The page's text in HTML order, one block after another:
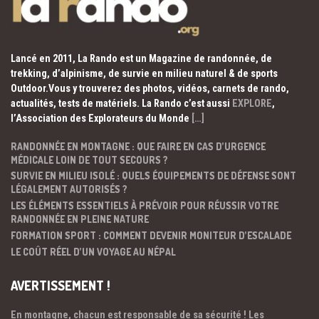
Lancé en 2011, La Rando est un Magazine de randonnée, de
trekking, d’alpinisme, de survie en milieu naturel & de sports
Outdoor.Vous y trouverez des photos, vidéos, carnets de rando,
actualités, tests de matériels. La Rando c’est aussi EXPLORE,
l’Association des Explorateurs du Monde […]
RANDONNÉE EN MONTAGNE : QUE FAIRE EN CAS D’URGENCE
MÉDICALE LOIN DE TOUT SECOURS ?
SURVIE EN MILIEU ISOLÉ : QUELS ÉQUIPEMENTS DE DÉFENSE SONT
LÉGALEMENT AUTORISÉS ?
LES ÉLÉMENTS ESSENTIELS À PRÉVOIR POUR RÉUSSIR VOTRE
RANDONNÉE EN PLEINE NATURE
FORMATION SPORT : COMMENT DEVENIR MONITEUR D’ESCALADE
LE COÛT RÉEL D’UN VOYAGE AU NÉPAL
AVERTISSEMENT !
En montagne, chacun est responsable de sa sécurité ! Les